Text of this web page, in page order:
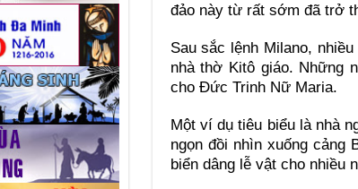
đảo này từ rất sớm đã trở
Sau sắc lệnh Milano,
nhà thờ Kitô giáo. Những
cho Đức Trinh Nữ Maria.
Một ví dụ tiêu biểu là nhà
ngọn đồi nhìn xuống cảng
biển dâng lễ vật cho nhiều